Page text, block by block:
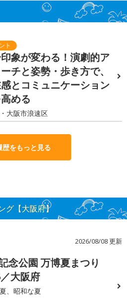
象が変わる！演劇的ア
チと姿勢・歩き方で、
とコミュニケーション
める
大阪市浪速区
歴をもっと見る
グ【大阪府】
2026/08/08 更新
念公園 万博夏まつり
大阪府
、昭和な夏